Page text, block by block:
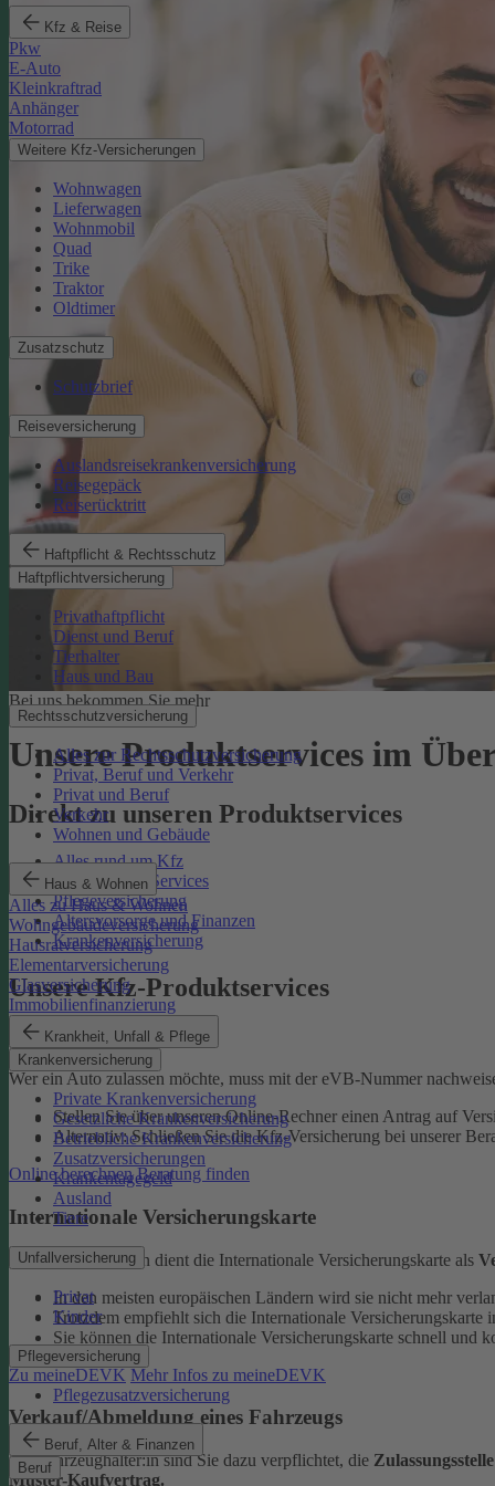
Kfz & Reise
Pkw
E-Auto
Kleinkraftrad
Anhänger
Motorrad
Weitere Kfz-Versicherungen
Wohnwagen
Lieferwagen
Wohnmobil
Quad
Trike
Traktor
Oldtimer
Zusatzschutz
Schutzbrief
Reiseversicherung
Auslandsreisekrankenversicherung
Reisegepäck
Reiserücktritt
Haftpflicht & Rechtsschutz
Haftpflichtversicherung
Privathaftpflicht
Dienst und Beruf
Tierhalter
Haus und Bau
Rechtsschutzversicherung
Alles zur Rechtsschutzversicherung
Privat, Beruf und Verkehr
Privat und Beruf
Verkehr
Wohnen und Gebäude
Haus & Wohnen
Alles zu Haus & Wohnen
Wohngebäudeversicherung
Hausratversicherung
Elementarversicherung
Glasversicherung
Immobilienfinanzierung
Krankheit, Unfall & Pflege
Krankenversicherung
Private Krankenversicherung
Gesetzliche Krankenversicherung
Betriebliche Krankenversicherung
Zusatzversicherungen
Krankentagegeld
Ausland
Tiere
Unfallversicherung
Privat
Kinder
Pflegeversicherung
Pflegezusatzversicherung
Beruf, Alter & Finanzen
Beruf
Bei uns bekommen Sie mehr
Unsere Produktservices im
Direkt zu unseren Produktservices
Alles rund um Kfz
Rechtsschutz-Services
Pflegeversicherung
Altersvorsorge und Finanzen
Krankenversicherung
Unsere Kfz-Produktservices
eVB-Nummer
Wer ein Auto zulassen möchte, muss mit der eVB-Nummer
Stellen Sie über unseren Online-Rechner einen Antrag auf
Alternativ: Schließen Sie die Kfz-​Versicherung bei unserer
Online berechnen Beratung finden
Internationale Versicherungskarte
Bei Auslandsfahrten dient die Internationale Versicherungskarte als
In den meisten europäischen Ländern wird sie nicht mehr
Trotzdem empfiehlt sich die Internationale
Sie können die Internationale Versicherungskarte schnell und
Zu meineDEVK Mehr Infos zu meineDEVK
Verkauf/Abmeldung eines Fahrzeugs
Als Fahrzeughalter:in sind Sie dazu verpflichtet, die
Muster-Kaufvertrag.